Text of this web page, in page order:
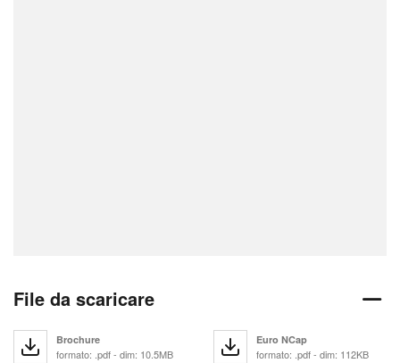
File da scaricare
Brochure
formato: .pdf - dim: 10.5MB
Euro NCap
formato: .pdf - dim: 112KB